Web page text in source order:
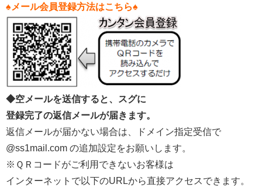
♠メール会員登録方法はこちら♠
◆空メールを送信すると、スグに
登録完了の返信メールが届きます。
返信メールが届かない場合は、ドメイン指定受信で
@ss1mail.com の追加設定をお願いします。
※ＱＲコードがご利用できないお客様は
インターネットで以下のURLから直接アクセスできます。